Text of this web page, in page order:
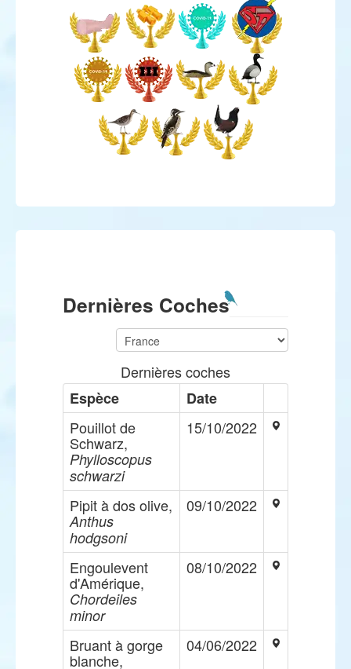
Dernières Coches
Dernières coches
Espèce
Date
Pouillot de
Schwarz,
Phylloscopus
schwarzi
15/10/2022
Pipit à dos olive,
Anthus
hodgsoni
09/10/2022
Engoulevent
d'Amérique,
Chordeiles
minor
08/10/2022
Bruant à gorge
blanche,
04/06/2022